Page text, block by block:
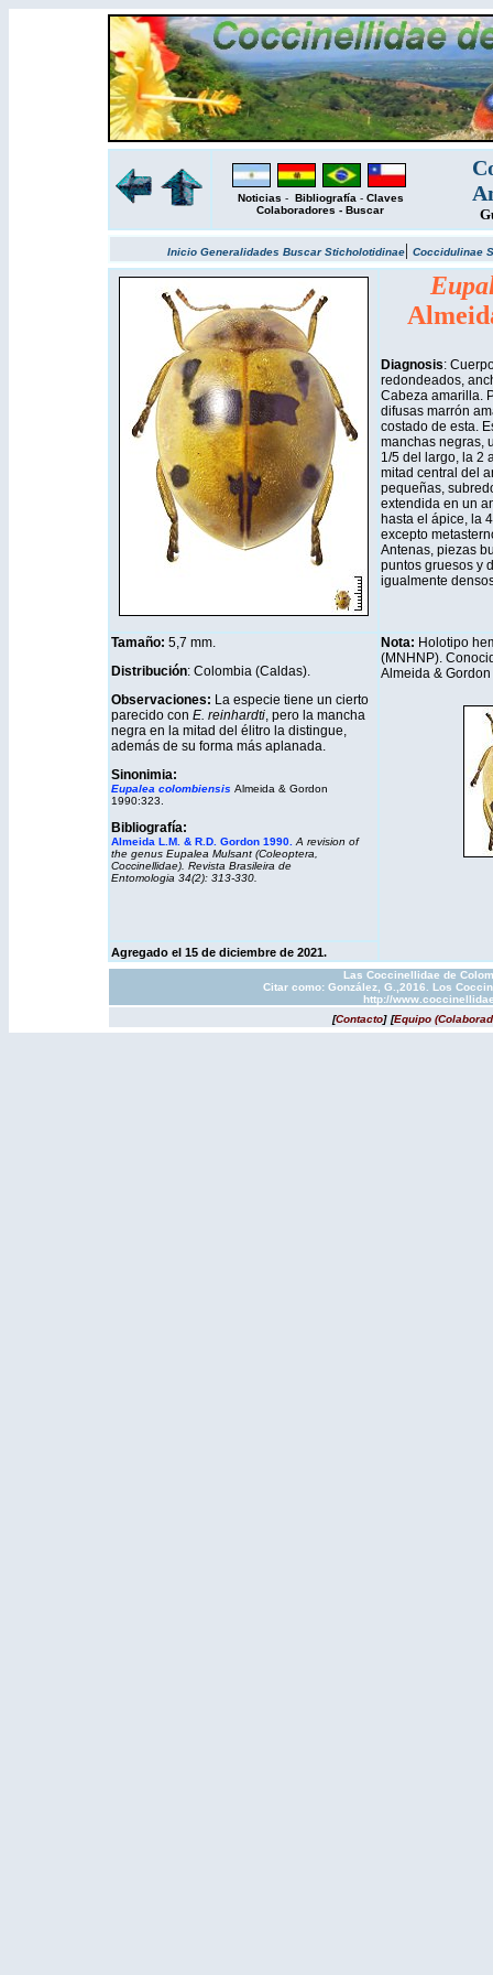
Noticias - Bibliografía - Claves
Colaboradores - Buscar
Inicio Generalidades BuscarSticholotidinae| Coccidulinae
Diagnosis:
redondeados,
Cabeza amarilla.
difusas marrón
costado de esta.
manchas negras,
1/5 del largo, la 2
mitad central del
pequeñas,
extendida en un
hasta el ápice, la
excepto
Antenas, piezas
puntos gruesos y
igualmente
Tamaño: 5,7 mm.
Distribución: Colombia (Caldas).
Observaciones: La especie tiene un cierto
parecido con E. reinhardti, pero la mancha
negra en la mitad del élitro la distingue,
además de su forma más aplanada.
Sinonimia:
Eupalea colombiensis Almeida & Gordon
1990:323.
Bibliografía:
Almeida L.M. & R.D. Gordon 1990. A revision of
the genus Eupalea Mulsant (Coleoptera,
Coccinellidae). Revista Brasileira de
Entomologia 34(2): 313-330.
Nota: Holotipo
(MNHNP).
Almeida &
Agregado el 15 de diciembre de 2021.
Las Coccinellidae de
Citar como: González, G.,2016. Los
http://
[Contacto] [Equipo